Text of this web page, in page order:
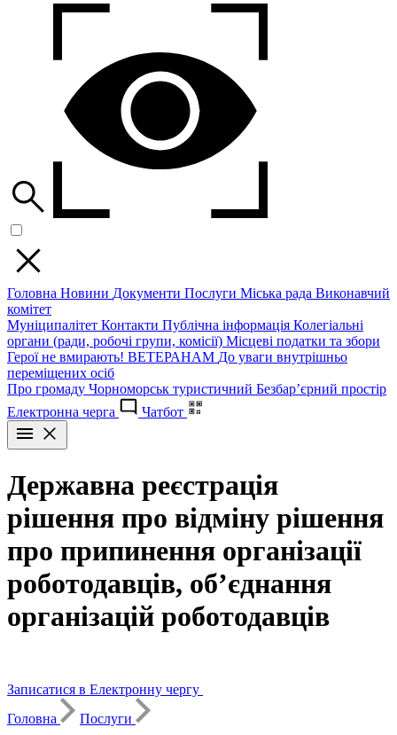
Головна Новини Документи Послуги Міська рада Виконавчий
комітет
Муніципалітет Контакти Публічна інформація Колегіальні
органи (ради, робочі групи, комісії) Місцеві податки та збори
Герої не вмирають! ВЕТЕРАНАМ До уваги внутрішньо
переміщених осіб
Про громаду Чорноморськ туристичний Безбар’єрний простір
Електронна черга
Чатбот
Державна реєстрація
рішення про відміну рішення
про припинення організації
роботодавців, об’єднання
організацій роботодавців
Записатися в Електронну чергу
Головна
Послуги